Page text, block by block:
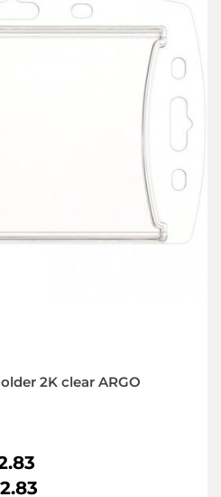
2K clear ARGO
2.83